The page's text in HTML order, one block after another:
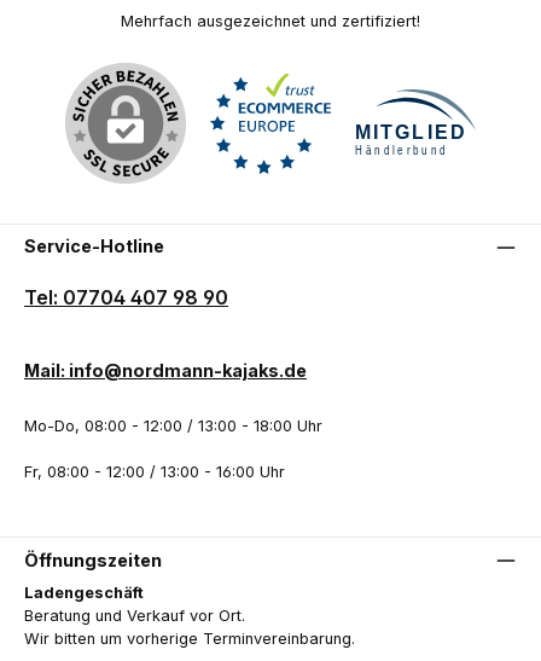
Mehrfach ausgezeichnet und zertifiziert!
Service-Hotline
Tel: 07704 407 98 90
Mail: info@nordmann-kajaks.de
Mo-Do, 08:00 - 12:00 / 13:00 - 18:00 Uhr
Fr, 08:00 - 12:00 / 13:00 - 16:00 Uhr
Öffnungszeiten
Ladengeschäft
Beratung und Verkauf vor Ort.
Wir bitten um vorherige Terminvereinbarung.